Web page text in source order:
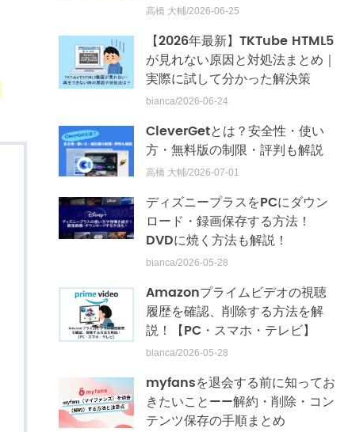
高橋 大輔/2026-06-25
【2026年最新】TKTube HTML5
が見れない原因と対処法まとめ｜
実際に試して分かった解決策
bianca/2026-06-24
CleverGetとは？安全性・使い
方・無料版の制限・評判も解説
高橋 大輔/2026-07-01
ディズニープラスをPCにダウン
ロード・録画保存する方法！
DVDに焼く方法も解説！
bianca/2026-05-28
Amazonプライムビデオの視聴
履歴を確認、削除する方法を解
説！【PC・スマホ・テレビ】
bianca/2026-05-28
myfansを退会する前に知ってお
きたいこと——解約・削除・コン
テンツ保存の手順まとめ